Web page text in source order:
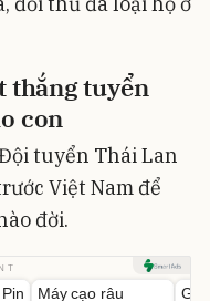
thắng tuyển
con
tuyển Thái Lan
Việt Nam để
đời.
-62%
Máy cạo râu